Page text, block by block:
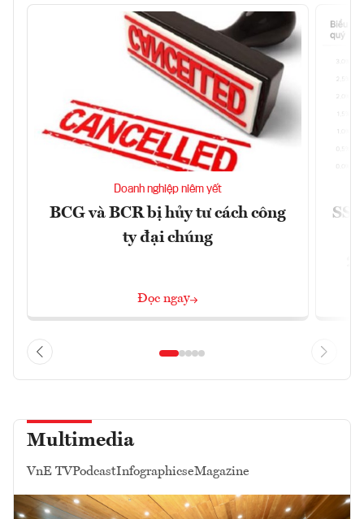
Doanh nghiệp niêm yết
BCG và BCR bị hủy tư cách công
ty đại chúng
Đọc ngay
SSI
Multimedia
VnE TVPodcastInfographicseMagazine